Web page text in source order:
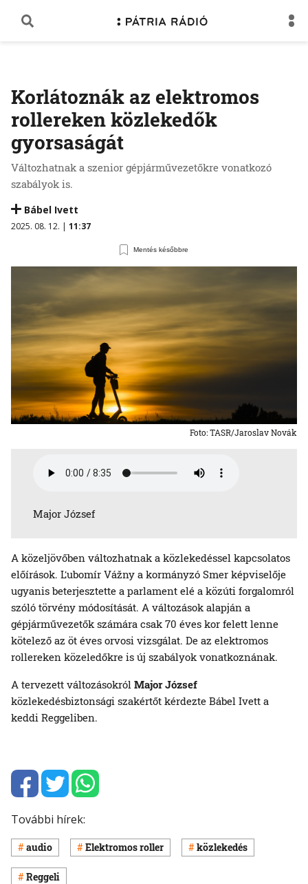
Korlátoznák az elektromos
rollereken közlekedők
gyorsaságát
Változhatnak a szenior gépjárművezetőkre vonatkozó
szabályok is.
Bábel Ivett
2025. 08. 12. | 11:37
Mentés későbbre
Foto: TASR/Jaroslav Novák
Major József
A közeljövőben változhatnak a közlekedéssel kapcsolatos
előírások. Ľubomír Vážny a kormányzó Smer képviselője
ugyanis beterjesztette a parlament elé a közúti forgalomról
szóló törvény módosítását. A változások alapján a
gépjárművezetők számára csak 70 éves kor felett lenne
kötelező az öt éves orvosi vizsgálat. De az elektromos
rollereken közeledőkre is új szabályok vonatkoznának.
A tervezett változásokról Major József
közlekedésbiztonsági szakértőt kérdezte Bábel Ivett a
keddi Reggeliben.
További hírek:
audio Elektromos roller közlekedés
Reggeli